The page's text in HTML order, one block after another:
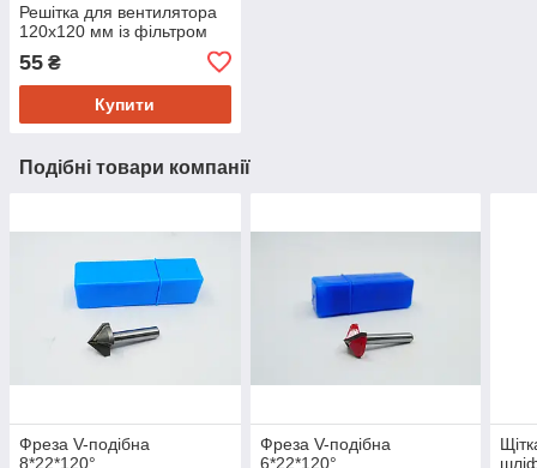
Решітка для вентилятора
120х120 мм із фільтром
55 ₴
Купити
Подібні товари компанії
Фреза V-подібна
8*22*120°
Фреза V-подібна
6*22*120°